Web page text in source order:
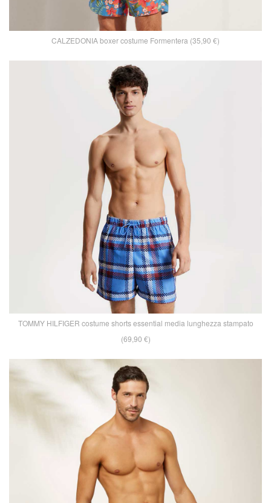
CALZEDONIA boxer costume Formentera (35,90 €)
TOMMY HILFIGER costume shorts essential media lunghezza stampato
(69,90 €)